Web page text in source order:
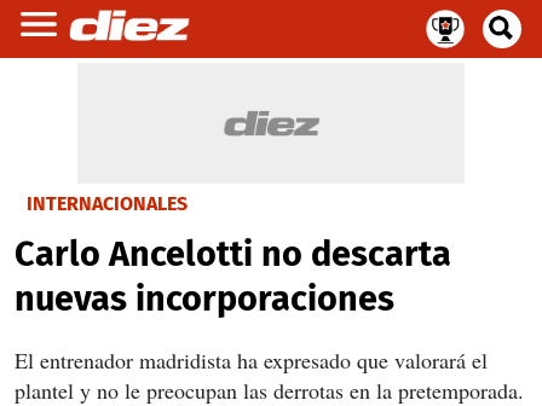
INTERNACIONALES
Carlo Ancelotti no descarta
nuevas incorporaciones
El entrenador madridista ha expresado que valorará el
plantel y no le preocupan las derrotas en la pretemporada.